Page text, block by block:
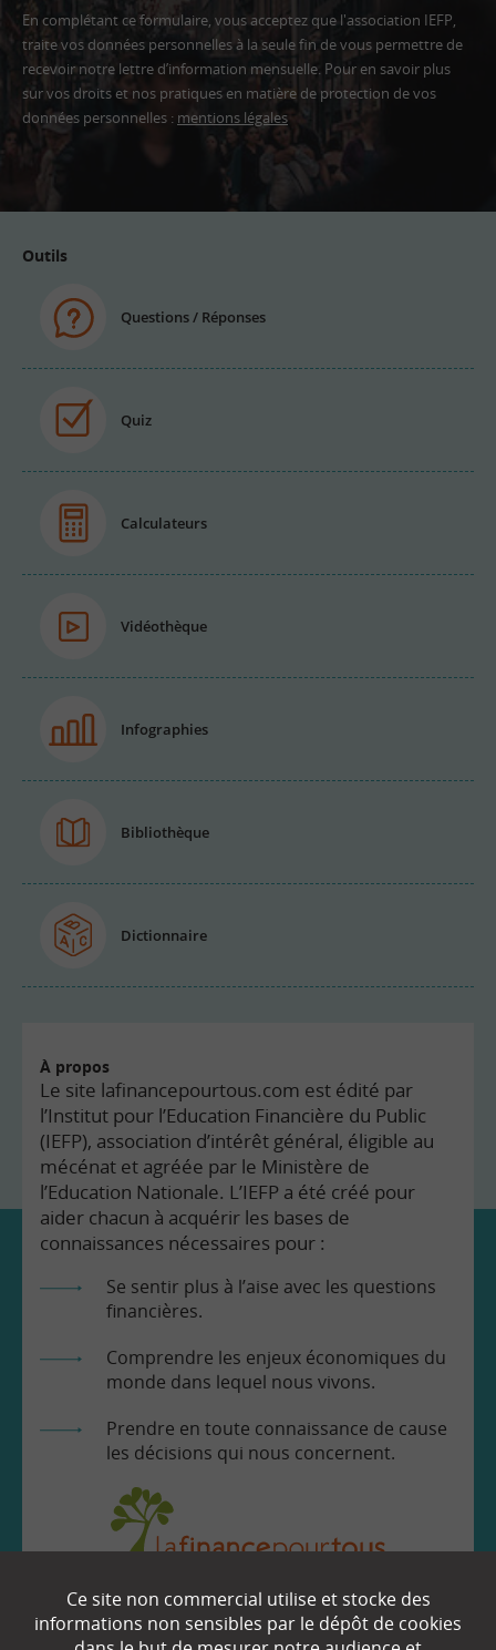
En complétant ce formulaire, vous acceptez que l'association IEFP,
traite vos données personnelles à la seule fin de vous permettre de
recevoir notre lettre d’information mensuelle. Pour en savoir plus
sur vos droits et nos pratiques en matière de protection de vos
données personnelles : mentions légales
Outils
Questions / Réponses
Quiz
Calculateurs
Vidéothèque
Infographies
Bibliothèque
Dictionnaire
À propos
Le site lafinancepourtous.com est édité par
l’Institut pour l’Education Financière du Public
(IEFP), association d’intérêt général, éligible au
mécénat et agréée par le Ministère de
l’Education Nationale. L’IEFP a été créé pour
aider chacun à acquérir les bases de
connaissances nécessaires pour :
Se sentir plus à l’aise avec les questions
financières.
Comprendre les enjeux économiques du
monde dans lequel nous vivons.
Prendre en toute connaissance de cause
les décisions qui nous concernent.
EN SAVOIR
Ce site non commercial utilise et stocke des
informations non sensibles par le dépôt de cookies